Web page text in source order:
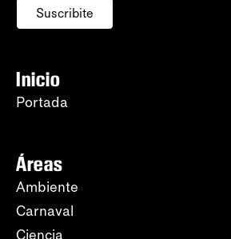
Suscribite
Inicio
Portada
Áreas
Ambiente
Carnaval
Ciencia